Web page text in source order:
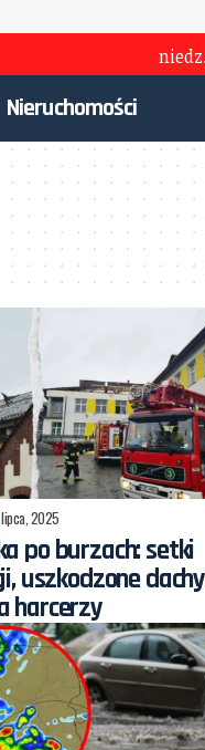
Nieruchomości
2025
po burzach: setki
uszkodzone
harcerzy